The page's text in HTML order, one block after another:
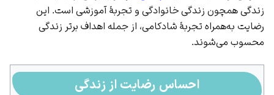
زندگی همچون زندگی خانوادگی و تجربۀ آموزشی است. این
رضایت به‌همراه تجربۀ شادکامی، از جمله اهداف برتر زندگی
محسوب می‌شوند.
احساس رضایت از زندگی